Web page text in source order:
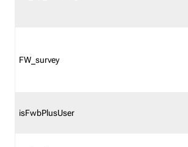
FW_survey
isFwbPlusUser